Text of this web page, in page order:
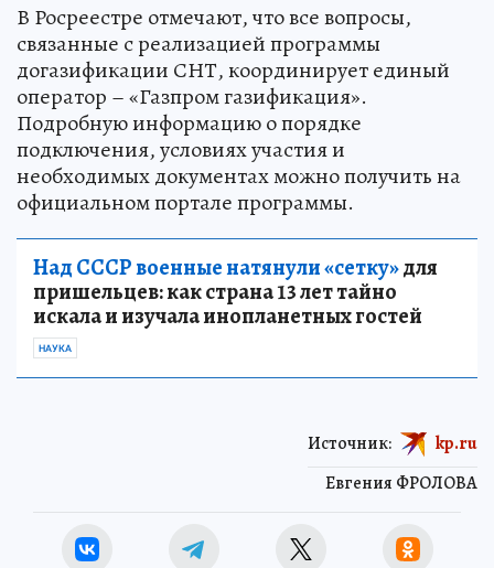
В Росреестре отмечают, что все вопросы,
связанные с реализацией программы
догазификации СНТ, координирует единый
оператор – «Газпром газификация».
Подробную информацию о порядке
подключения, условиях участия и
необходимых документах можно получить на
официальном портале программы.
Над СССР военные натянули «сетку»для
пришельцев: как страна 13 лет тайно
искала и изучала инопланетных гостей
НАУКА
Евгения ФРОЛОВА
Источник: kp.ru